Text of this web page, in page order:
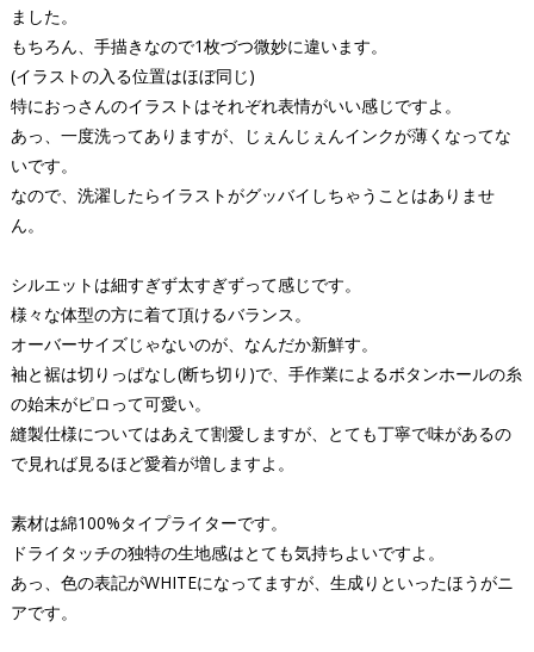
ました。
もちろん、手描きなので1枚づつ微妙に違います。
(イラストの入る位置はほぼ同じ)
特におっさんのイラストはそれぞれ表情がいい感じですよ。
あっ、一度洗ってありますが、じぇんじぇんインクが薄くなってな
いです。
なので、洗濯したらイラストがグッバイしちゃうことはありませ
ん。
シルエットは細すぎず太すぎずって感じです。
様々な体型の方に着て頂けるバランス。
オーバーサイズじゃないのが、なんだか新鮮す。
袖と裾は切りっぱなし(断ち切り)で、手作業によるボタンホールの糸
の始末がピロって可愛い。
縫製仕様についてはあえて割愛しますが、とても丁寧で味があるの
で見れば見るほど愛着が増しますよ。
素材は綿100%タイプライターです。
ドライタッチの独特の生地感はとても気持ちよいですよ。
あっ、色の表記がWHITEになってますが、生成りといったほうがニ
アです。